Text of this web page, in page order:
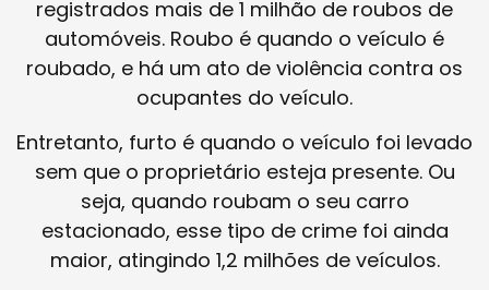
registrados mais de 1 milhão de roubos de
automóveis. Roubo é quando o veículo é
roubado, e há um ato de violência contra os
ocupantes do veículo.
Entretanto, furto é quando o veículo foi levado
sem que o proprietário esteja presente. Ou
seja, quando roubam o seu carro
estacionado, esse tipo de crime foi ainda
maior, atingindo 1,2 milhões de veículos.